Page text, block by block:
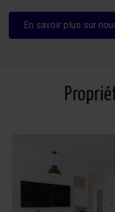
En savoir plus sur